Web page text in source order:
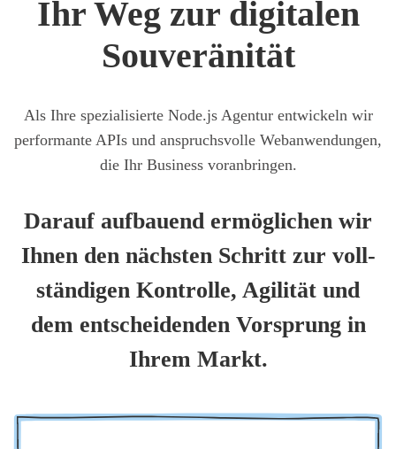
Ihr Weg zur digi­ta­len
Sou­ve­rä­ni­tät
Als Ihre spe­zia­li­sier­te Node.js Agen­tur ent­wi­ckeln wir
per­for­man­te APIs und anspruchs­vol­le Web­an­wen­dun­gen,
die Ihr Busi­ness vor­an­brin­gen.
Dar­auf auf­bau­end ermög­li­chen wir
Ihnen den nächs­ten Schritt zur voll­
stän­di­gen Kon­trol­le, Agi­li­tät und
dem ent­schei­den­den Vor­sprung in
Ihrem Markt.